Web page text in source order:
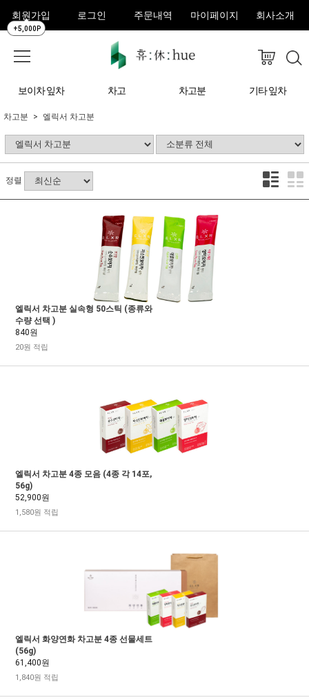
회원가입
+5,000P
로그인 주문내역 마이페이지 회사소개
보이차 잎차 차고 차고분 기타 잎차
차고분 엘릭서 차고분
정렬
엘릭서 차고분 실속형 50스틱 (종류와
수량 선택 )
840원
20원 적립
엘릭서 차고분 4종 모음 (4종 각 14포,
56g)
52,900원
1,580원 적립
엘릭서 화양연화 차고분 4종 선물세트
(56g)
61,400원
1,840원 적립